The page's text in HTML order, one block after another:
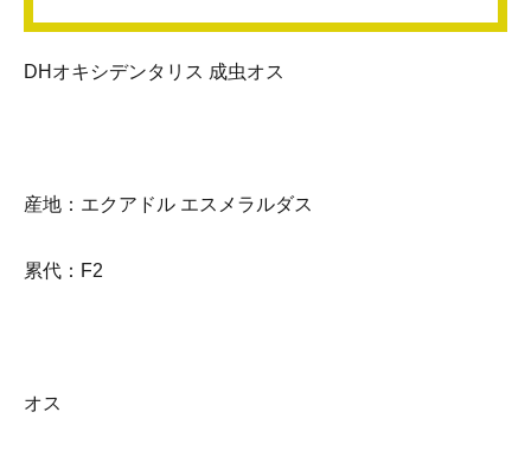
DHオキシデンタリス 成虫オス
産地：エクアドル エスメラルダス
累代：F2
オス